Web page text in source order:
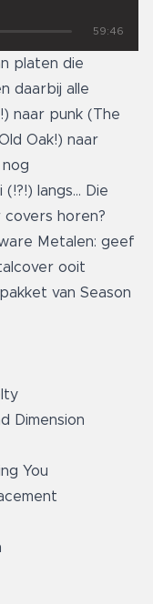
59:46
platen die
daarbij alle
naar punk (The
Oak!) naar
nog
langs... Die
covers horen?
Metalen: geef
ooit
van Season
Dimension
You